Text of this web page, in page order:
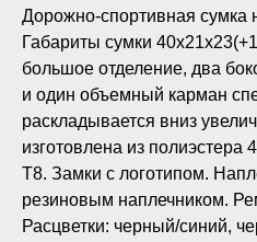
Дорожно-спортивная сумка
Габариты сумки
большое отделение, два
и один объемный карман
раскладывается вниз
изготовлена из
Т8. Замки с логотипом.
резиновым наплечником.
Расцветки: черный/синий,